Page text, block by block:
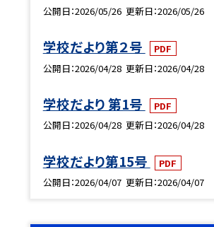
公開日 2026/05/26 更新日 2026/05/26
学校だより第２号
PDF
公開日 2026/04/28 更新日 2026/04/28
学校だより 第1号
PDF
公開日 2026/04/28 更新日 2026/04/28
学校だより第15号
PDF
公開日 2026/04/07 更新日 2026/04/07